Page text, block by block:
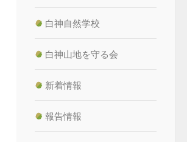
白神自然学校
白神山地を守る会
新着情報
報告情報